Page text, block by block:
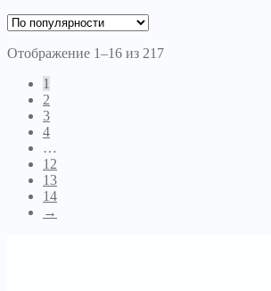
Отображение 1–16 из 217
1
2
3
4
…
12
13
14
→